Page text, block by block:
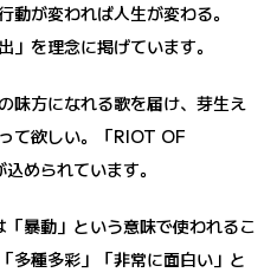
が変われば人生が変わる。
」を理念に掲げています。
味方になれる歌を届け、芽生え
て欲しい。「RIOT OF
められています。
暴動」という意味で使われるこ
多種多彩」「非常に面白い」と